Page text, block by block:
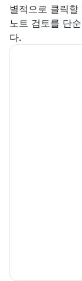
별적으로 클릭
노트 검토를 단
다.